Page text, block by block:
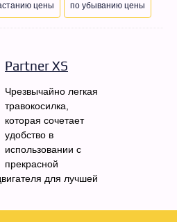
цены по убыванию цены
Partner XS
Чрезвычайно легкая
травокосилка,
которая сочетает
удобство в
использовании с
прекрасной
для лучшей